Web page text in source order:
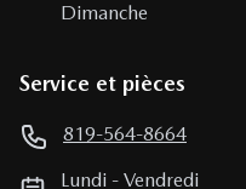
Dimanche
Service et pièces
819-564-8664
Lundi -Vendredi